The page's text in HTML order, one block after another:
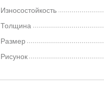
Износостойкость
Толщина
Размер
Рисунок